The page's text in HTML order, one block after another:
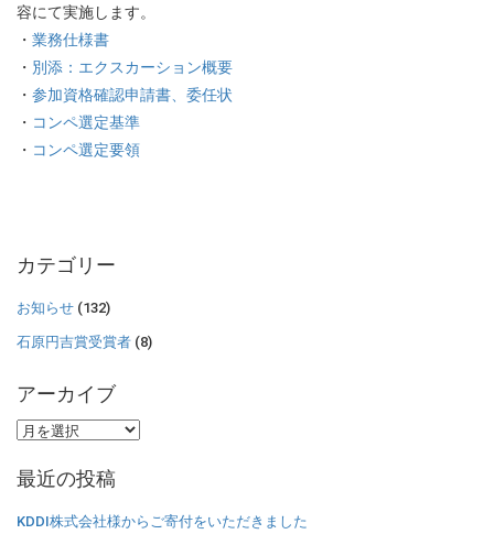
容にて実施します。
・ 業務仕様書
・ 別添：エクスカーション概要
・ 参加資格確認申請書、委任状
・ コンペ選定基準
・ コンペ選定要領
カテゴリー
お知らせ (132)
石原円吉賞受賞者 (8)
アーカイブ
ア
カ
最近の投稿
KDDI株式会社様からご寄付をいただきました